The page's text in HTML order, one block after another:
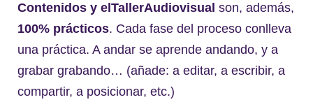
Contenidos y elTallerAudiovisual son, además,
100% prácticos. Cada fase del proceso conlleva
una práctica. A andar se aprende andando, y a
grabar grabando… (añade: a editar, a escribir, a
compartir, a posicionar, etc.)